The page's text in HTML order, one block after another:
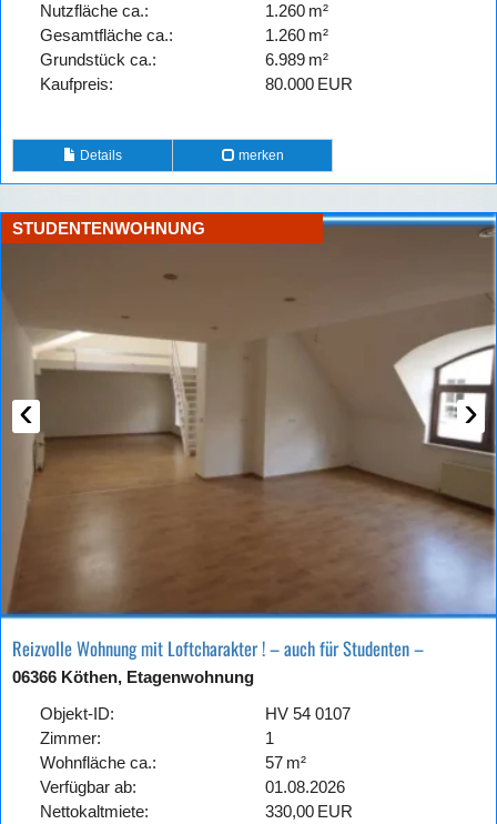
Nutzfläche ca.:
1.260 m²
Gesamtfläche ca.:
1.260 m²
Grund­stück ca.:
6.989 m²
Kaufpreis:
80.000 EUR
Details merken
‹ ›
STUDENTENWOHNUNG
Reizvolle Wohnung mit Loftcharakter ! – auch für Studenten –
06366 Köthen, Etagenwohnung
Objekt-ID:
HV 54 0107
Zimmer:
1
Wohnfläche ca.:
57 m²
Verfügbar ab:
01.08.2026
Nettokaltmiete:
330,00 EUR